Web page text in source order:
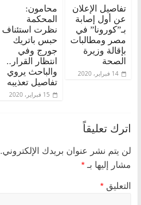
تفاصيل الإعلان
عن أول إصابة
بـ”كورونا” في
مصر ومطالبات
بإقالة وزيرة
الصحة
14 فبراير، 2020
محامون:
المحكمة
نظرت استئناف
حبس باتريك
جورج وفي
انتظار القرار..
والباحث يروي
تفاصيل تعذيبه
15 فبراير، 2020
اترك تعليقاً
لن يتم نشر عنوان بريدك الإلكتروني.
مشار إليها بـ *
التعليق *